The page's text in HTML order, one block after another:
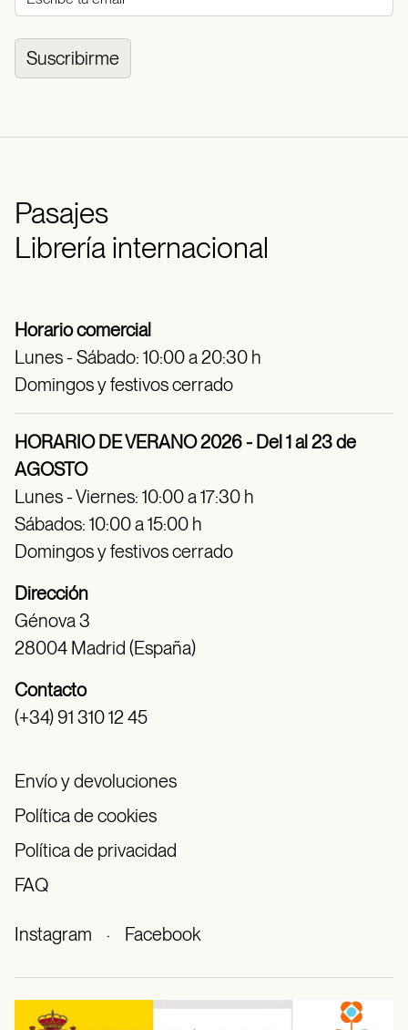
Suscribirme
Pasajes
Librería internacional
Horario comercial
Lunes - Sábado: 10:00 a 20:30 h
Domingos y festivos cerrado
HORARIO DE VERANO 2026 - Del 1 al 23 de
AGOSTO
Lunes - Viernes: 10:00 a 17:30 h
Sábados: 10:00 a 15:00 h
Domingos y festivos cerrado
Dirección
Génova 3
28004 Madrid (España)
Contacto
(+34) 91 310 12 45
Envío y devoluciones
Política de cookies
Política de privacidad
FAQ
Instagram · Facebook